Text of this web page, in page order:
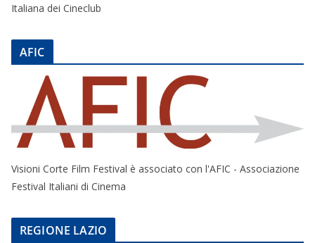
Italiana dei Cineclub
AFIC
Visioni Corte Film Festival è associato con l'AFIC - Associazione
Festival Italiani di Cinema
REGIONE LAZIO